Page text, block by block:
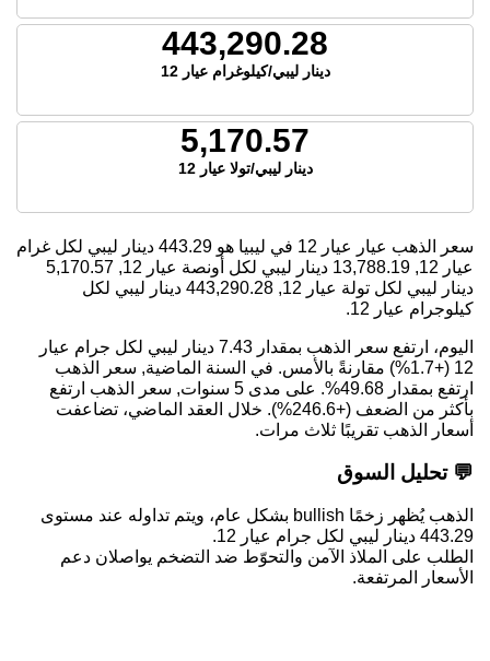
443,290.28
دينار ليبي/كيلوغرام عيار 12
5,170.57
دينار ليبي/تولا عيار 12
سعر الذهب عيار عيار 12 في ليبيا هو 443.29 دينار ليبي لكل غرام
عيار 12,
13,788.19 دينار ليبي لكل أونصة عيار 12,
5,170.57
دينار ليبي لكل تولة عيار 12,
443,290.28 دينار ليبي لكل
كيلوجرام عيار 12.
اليوم، ارتفع سعر الذهب بمقدار 7.43 دينار ليبي لكل جرام عيار
12 (+1.7%) مقارنةً بالأمس. في السنة الماضية, سعر الذهب
ارتفع بمقدار 49.68%. على مدى 5 سنوات, سعر الذهب ارتفع
بأكثر من الضعف (+246.6%). خلال العقد الماضي، تضاعفت
أسعار الذهب تقريبًا ثلاث مرات.
💬 تحليل السوق
الذهب يُظهر زخمًا bullish بشكل عام، ويتم تداوله عند مستوى
443.29 دينار ليبي لكل جرام عيار 12.
الطلب على الملاذ الآمن والتحوّط ضد التضخم يواصلان دعم
الأسعار المرتفعة.